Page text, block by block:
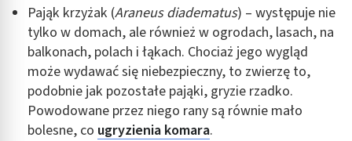
Pająk krzyżak (Araneus diadematus) – występuje nie
tylko w domach, ale również w ogrodach, lasach, na
balkonach, polach i łąkach. Chociaż jego wygląd
może wydawać się niebezpieczny, to zwierzę to,
podobnie jak pozostałe pająki, gryzie rzadko.
Powodowane przez niego rany są równie mało
bolesne, co ugryzienia komara.